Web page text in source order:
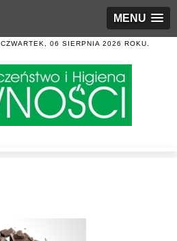
MENU
CZWARTEK, 06 SIERPNIA 2026 ROKU.